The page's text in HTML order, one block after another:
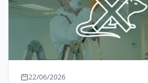
22/06/2026